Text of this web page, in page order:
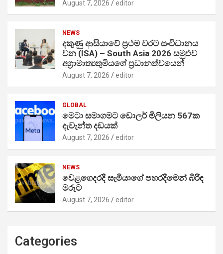
August 7, 2026 editor
NEWS
දකුණු ආසියාවේ ප්‍රථම වරට සංවිධානය
වන (ISA) – South Asia 2026 සමුළුව
අග්‍රාමාත්‍යතුමියගේ ප්‍රධානත්වයෙන්
August 7, 2026 editor
GLOBAL
මෙටා සමාගමට ඩොලර් මිලියන 567ක
දැවැන්ත දඩයක්
August 7, 2026 editor
NEWS
වෙළගෙදරදී සැමියාගේ පහරදීමෙන් බිරිඳ
මරුට
August 7, 2026 editor
Categories